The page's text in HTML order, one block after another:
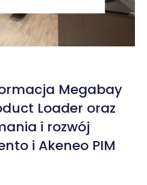
Megabay
Loader oraz
i rozwój
i Akeneo PIM